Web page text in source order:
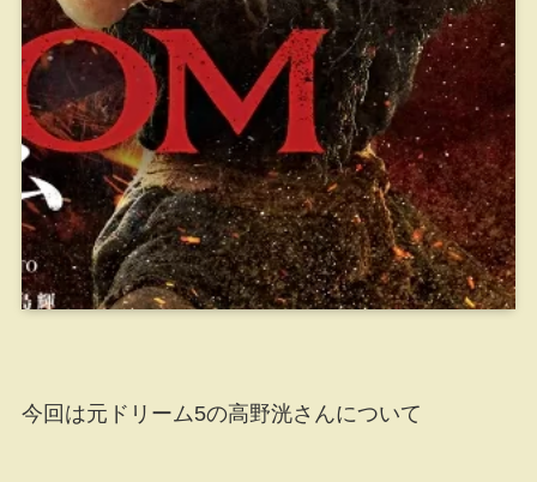
今回は元ドリーム5の高野洸さんについて